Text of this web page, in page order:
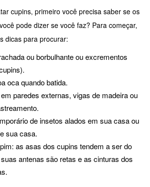
cupins, primeiro você precisa saber se os
pode dizer se você faz? Para começar,
dicas para procurar:
ou borbulhante ou excrementos
oca quando batida.
paredes externas, vigas de madeira ou
de insetos alados em sua casa ou
sua casa.
as asas dos cupins tendem a ser do
antenas são retas e as cinturas dos